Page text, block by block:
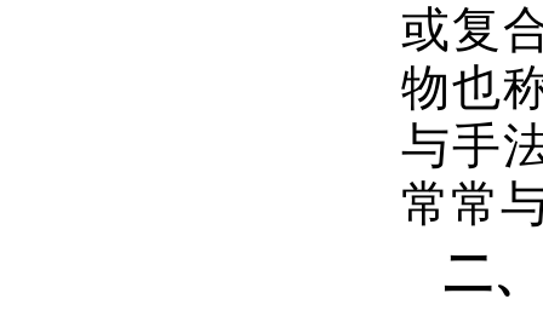
或复
物也
与手
常常
二